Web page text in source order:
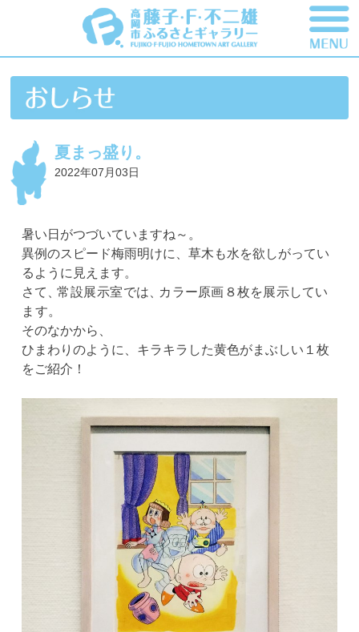
夏まっ盛り。
2022年07月03日
暑い日がつづいていますね～。
異例のスピード梅雨明けに、草木も水を欲しがってい
るように見えます。
さて
、常設展示室では
カラー原画８枚を展示してい
ま す。
そのなかから、
ひまわりのように、キラキラした黄色がまぶしい１枚
をご紹介！